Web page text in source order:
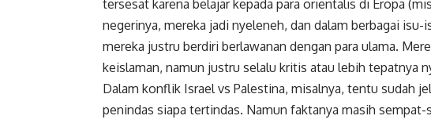
tersesat karena belajar kepada para orientalis di Eropa
negerinya, mereka jadi nyeleneh, dan dalam berbagai
mereka justru berdiri berlawanan dengan para ulama.
keislaman, namun justru selalu kritis atau lebih tepatnya
Dalam konflik Israel vs Palestina, misalnya, tentu sudah
penindas siapa tertindas. Namun faktanya masih sempat-